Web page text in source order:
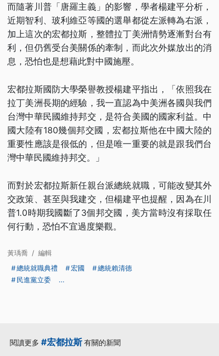
而隨著川普「唐羅主義」的影響，學者楊建平分析，
近期智利、玻利維亞等國的選舉都從左派轉為右派，
加上這次的宏都拉斯，整體拉丁美洲情勢逐漸對台有
利，但仍舊受台美關係的牽制，而此次外媒放出的消
息，恐怕也是想藉此對中國施壓。
宏都拉斯國防大學榮譽教授楊建平指出，「依照我在
拉丁美洲長期的經驗，我一直認為中美洲各國與我們
台灣中華民國維持邦交，是符合美國的國家利益。中
國大陸有180幾個邦交國，宏都拉斯他在中國大陸的
重要性應該是很低的，但是唯一重要的就是跟我們台
灣中華民國維持邦交。」
而對於宏都拉斯新任親台派總統就職，可能改變其外
交政策、甚至與我建交，但楊建平也提醒，因為在川
普1.0時期我國斷了3個邦交國，美方當時沒有採取任
何行動，恐怕不宜過度樂觀。
黃瑀喬 / 編輯
總統就職典禮
宏國
總統賴清德
民進黨立委
...
閱讀更多 #宏都拉斯有關的新聞